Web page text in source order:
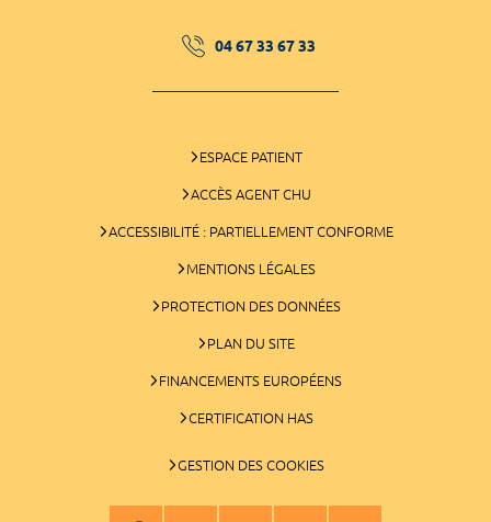
04 67 33 67 33
ESPACE PATIENT
ACCÈS AGENT CHU
ACCESSIBILITÉ : PARTIELLEMENT CONFORME
MENTIONS LÉGALES
PROTECTION DES DONNÉES
PLAN DU SITE
FINANCEMENTS EUROPÉENS
CERTIFICATION HAS
GESTION DES COOKIES